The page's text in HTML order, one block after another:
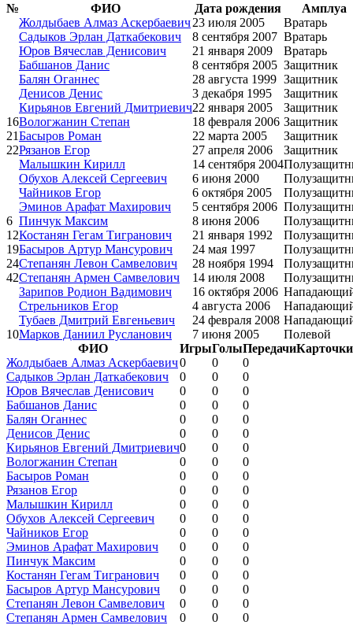
№ ФИО Дата рождения
Амплуа
Жолдыбаев Алмаз Аскербаевич23 июля 2005
Вратарь
Садыков Эрлан Даткабекович
8 сентября 2007 Вратарь
Юров Вячеслав Денисович
21 января 2009
Вратарь
Бабшанов Данис
8 сентября 2005 Защитник
Балян Оганнес
28 августа 1999 Защитник
Денисов Денис
3 декабря 1995
Защитник
Кирьянов Евгений Дмитриевич22 января 2005
Защитник
16Вологжанин Степан 18 февраля 2006 Защитник
21Басыров Роман 22 марта 2005
Защитник
22Рязанов Егор 27 апреля 2006
Защитник
Малышкин Кирилл
14 сентября 2004
Обухов Алексей Сергеевич
6 июня 2000
Чайников Егор
6 октября 2005
Эминов Арафат Махирович
5 сентября 2006
6 Пинчук Максим 8 июня 2006
12Костанян Гегам Тигранович 21 января 1992
19Басыров Артур Мансурович 24 мая 1997
24Степанян Левон Самвелович 28 ноября 1994
42Степанян Армен Самвелович 14 июля 2008
Зарипов Родион Вадимович
16 октября 2006
Стрельников Егор
4 августа 2006
Тубаев Дмитрий Евгеньевич
24 февраля 2008
10Марков Даниил Русланович 7 июня 2005
Полевой
ФИО
ИгрыГолыПередачиКарточки
Жолдыбаев Алмаз Аскербаевич0 0
0
Садыков Эрлан Даткабекович
0 0
0
Юров Вячеслав Денисович
0 0
0
Бабшанов Данис
0 0
0
Балян Оганнес
0 0
0
Денисов Денис
0 0
0
Кирьянов Евгений Дмитриевич0 0
0
Вологжанин Степан
0 0
0
Басыров Роман
0 0
0
Рязанов Егор
0 0
0
Малышкин Кирилл
0 0
0
Обухов Алексей Сергеевич
0 0
0
Чайников Егор
0 0
0
Эминов Арафат Махирович
0 0
0
Пинчук Максим
0 0
0
Костанян Гегам Тигранович
0 0
0
Басыров Артур Мансурович
0 0
0
Степанян Левон Самвелович
0 0
0
Степанян Армен Самвелович
0 0
0